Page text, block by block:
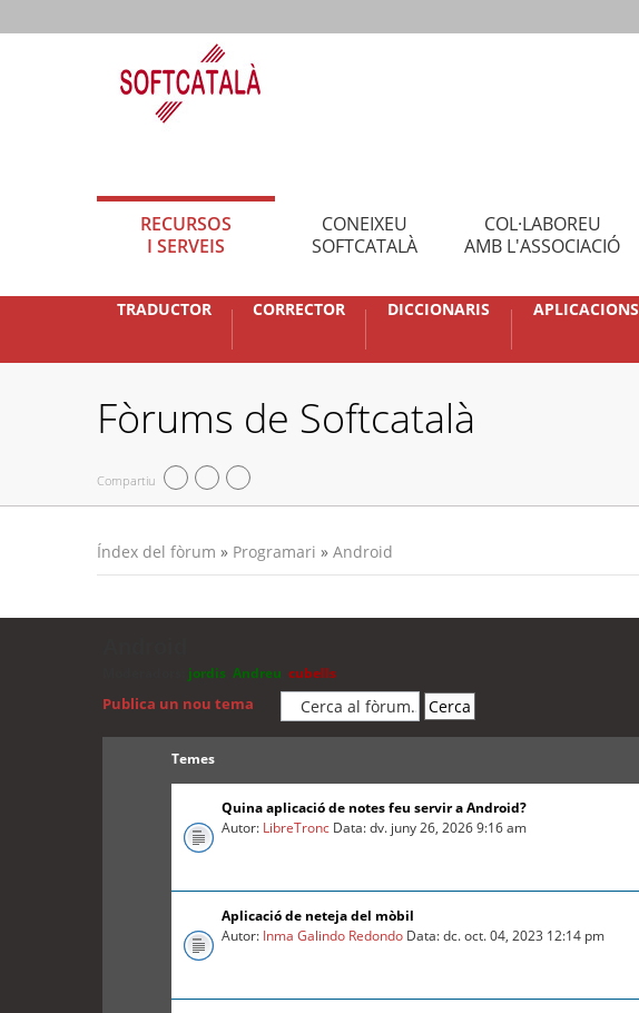
RECURSOS
I SERVEIS
CONEIXEU
SOFTCATALÀ
COL·LABOREU
AMB L'ASSOCIACIÓ
TRADUCTOR CORRECTOR DICCIONARIS APLICACIONS
Fòrums de Softcatalà
Compartiu
Índex del fòrum » Programari » Android
jordis Andreu cubells
Publica un nou tema
Temes
Quina aplicació de notes feu servir a Android?
Autor: LibreTronc Data: dv. juny 26, 2026 9:16 am
Aplicació de neteja del mòbil
Autor: Inma Galindo Redondo Data: dc. oct. 04, 2023 12:14 pm